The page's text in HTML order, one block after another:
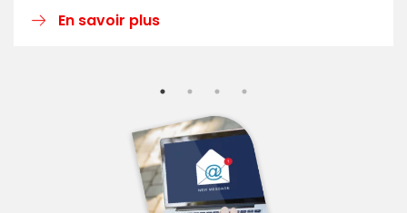
b
i
l
i
d
J
R
S
E
2
En savoir plus